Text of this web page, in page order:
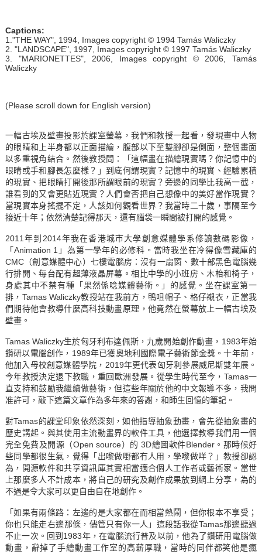
Captions:
1."THE WAY", 1994, Images copyright © 1994 Tamás Waliczky
2. "LANDSCAPE", 1997, Images copyright © 1997 Tamás Waliczky
3. "MARIONETTES", 2006, Images copyright © 2006, Tamás
Waliczky
(Please scroll down for English version)
一幅古埃及壁畫投影於課室螢幕，我們和教授一起看，發現畫中人物
的眼睛和上半身都以正面描繪，腹部以下至雙腳卻是側面，整個畫面
以多重視角結合。然後教授問：「這幅畫在描繪現實嗎？你記憶中的
眼睛或手和腳長怎麼樣？」到底何謂現實？記憶中的現實、經驗累積
的現實、把眼睛打開後那所謂眼前的現實？旁邊的同學比我高一截，
誰看到的又會更貼近現實？人們會否把自己想像中的美好當作現實？
當現實本身搖擺不定，人該如何觀看世界？我當時二十歲，事隔至今
接近十年；依然清楚記得那天，還有腦袋一瞬間被打開的感覺。
2011年到2014年我在香港城市大學創意媒體學系修讀數碼影像，
「Animation 1」為第一學年的必修科。當時我坐在冷得像雪藏庫的
CMC（創意媒體中心）七樓電腦房：沒有一扇窗、數十部黑色電腦幾
行排開、每台配有超薄液晶屏幕。相比中學的小班房、木枱和椅子，
身處其中不禁有種「果然係唸媒體藝術。」的感覺。坐在課室第一
排，Tamas Waliczky教授站在我前方，鴨咀帽子、格仔襯衣，正當我
們期待他會教導什麼高科技動畫原理，他竟然在螢幕放上一幅古埃及
壁畫。
Tamas Waliczky生於匈牙利布達佩斯，九歲開始創作動畫，1983年始
鑽研以電腦創作，1989年已獲奧地利國際電子藝術節金獎。十年前，
他加入母校創意媒體學院，2019年更代表匈牙利參展威尼斯雙年展。
今年教授決定退下教職，重回歐洲發展。從學生時代至今，Tamas一
直支持和鼓勵我繼續做藝術，但這些年關於他的中文報導不多，我問
准許可，敲下這篇文章作為多年來的答謝，和師生回憶的筆記。
對Tamas的課堂印象依然深刻，如他指導抽象動畫，會先從抽象畫的
歷史講起。與其使用主流動畫界的軟件工具，他選擇教導我們用一個
完全免費及開源（Open source）的 3D繪圖軟件Blender。那時候好
些同學都很生氣，覺得「出嚟做嘢都冇人用，學嚟做咩？」教授卻認
為，開源軟件和共享資訊庫其實相當適合個人工作者或藝術家。當世
上那麼多人不計成本，將自己的研究及創作成果放到網上分享，為的
不過是令大家可以更自由自在地創作。
「如果有兩條路：左邊的是大家都在而相當熱鬧，但你根本不享受；
你也只能走右邊那條，儘管只有你一人」這段話我從Tamas那邊聽過
不止一次。回到1983年，在電腦流行普及以前，他為了鑽研用電腦做
動畫，辭掉了手繪動畫工作室的高薪厚職，當時的同伴都笑他是瘋